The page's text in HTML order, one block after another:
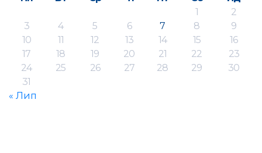
1
2
3
4 5 6 7 8
9
10
11 12 13 14 15
16
17
18 19 20 21 22
23
24
25 26 27 28 29
30
31
« Лип